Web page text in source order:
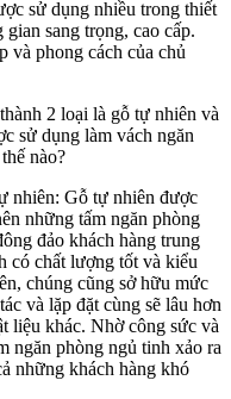
sử dụng nhiều trong thiết
sang trọng, cao cấp.
và phong cách của chủ
2 loại là gỗ tự nhiên và
sử dụng làm vách ngăn
nào?
nhiên: Gỗ tự nhiên được
những tấm ngăn phòng
đảo khách hàng trung
có chất lượng tốt và kiểu
chúng cũng sở hữu mức
và lặp đặt cùng sẽ lâu hơn
liệu khác. Nhờ công sức và
ngăn phòng ngủ tinh xảo ra
những khách hàng khó